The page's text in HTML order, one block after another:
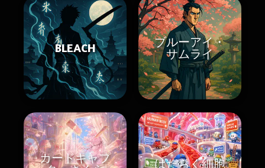
BLEACH
ブルーアイ・
サムライ
カードキャプ
はたらく細胞